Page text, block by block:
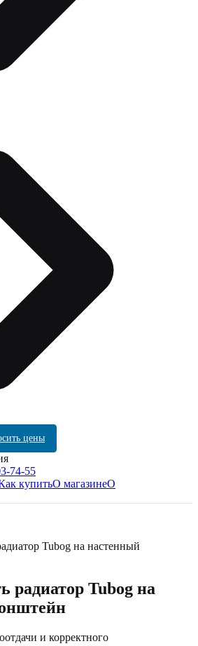
цены
74-55
купитьО магазинеО
Tubog на настенный
радиатор Tubog на
и корректного